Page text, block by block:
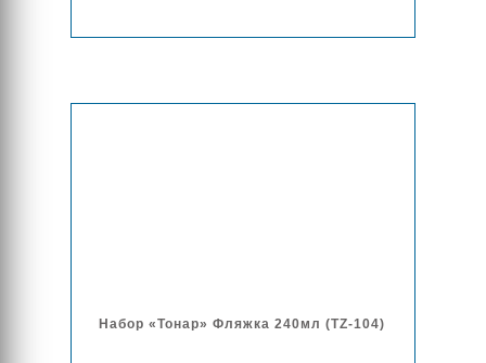
Набор «Тонар» Фляжка 240мл (TZ-104)